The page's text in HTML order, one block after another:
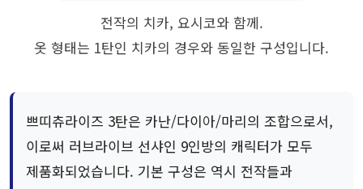
전작의 치카, 요시코와 함께.
옷 형태는 1탄인 치카의 경우와 동일한 구성입니다.
쁘띠츄라이즈 3탄은 카난/다이아/마리의 조합으로서,
이로써 러브라이브 선샤인 9인방의 캐릭터가 모두
제품화되었습니다. 기본 구성은 역시 전작들과